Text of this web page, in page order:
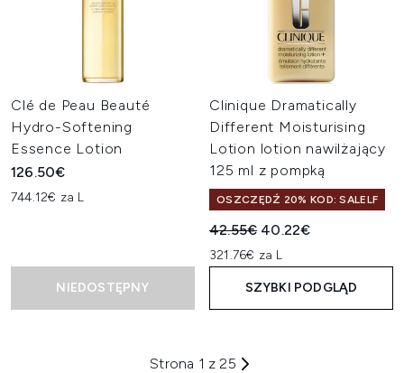
Clé de Peau Beauté
Hydro-Softening
Essence Lotion
126.50€
744.12€ za L
NIEDOSTĘPNY
Clinique Dramatically
Different Moisturising
Lotion lotion nawilżający
125 ml z pompką
OSZCZĘDŹ 20% KOD: SALELF
Sugerowana cena
42.55€ Aktualna cena:
40.22€
321.76€ za L
SZYBKI PODGLĄD
Strona 1 z 25